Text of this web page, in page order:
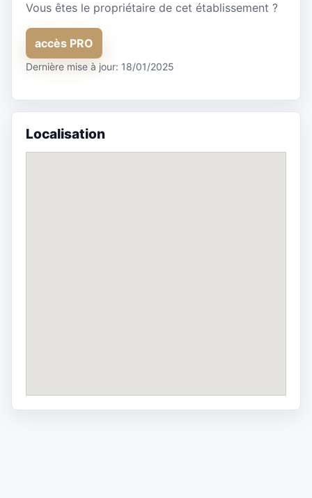
Vous êtes le propriétaire de cet établissement ?
accès PRO
Dernière mise à jour: 18/01/2025
Localisation